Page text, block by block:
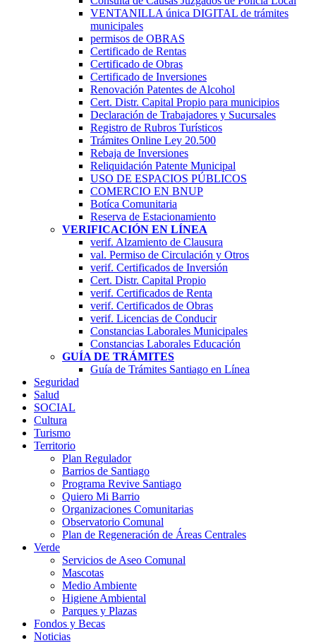
VENTANILLA única DIGITAL de trámites
municipales
permisos de OBRAS
Certificado de Rentas
Certificado de Obras
Certificado de Inversiones
Renovación Patentes de Alcohol
Cert. Distr. Capital Propio para municipios
Declaración de Trabajadores y Sucursales
Registro de Rubros Turí­sticos
Trámites Online Ley 20.500
Rebaja de Inversiones
Reliquidación Patente Municipal
USO DE ESPACIOS PÚBLICOS
COMERCIO EN BNUP
Botíca Comunitaria
Reserva de Estacionamiento
VERIFICACIÓN EN LÍNEA
verif. Alzamiento de Clausura
val. Permiso de Circulación y Otros
verif. Certificados de Inversión
Cert. Distr. Capital Propio
verif. Certificados de Renta
verif. Certificados de Obras
verif. Licencias de Conducir
Constancias Laborales Municipales
Constancias Laborales Educación
GUÍA DE TRÁMITES
Guía de Trámites Santiago en Línea
Seguridad
Salud
SOCIAL
Cultura
Turismo
Territorio
Plan Regulador
Barrios de Santiago
Programa Revive Santiago
Quiero Mi Barrio
Organizaciones Comunitarias
Observatorio Comunal
Plan de Regeneración de Áreas Centrales
Verde
Servicios de Aseo Comunal
Mascotas
Medio Ambiente
Higiene Ambiental
Parques y Plazas
Fondos y Becas
Noticias